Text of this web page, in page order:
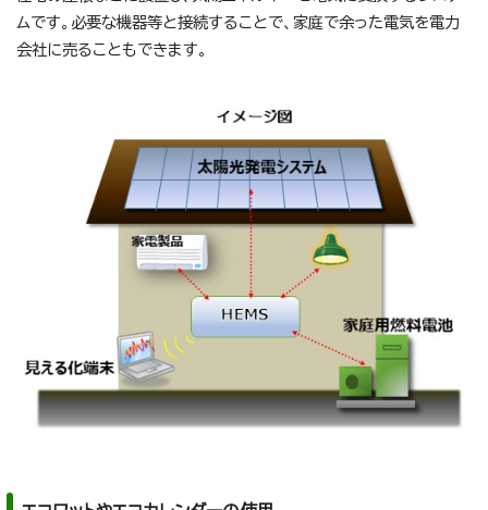
ムです。必要な機器等と接続することで、家庭で余った電気を電力
会社に売ることもできます。